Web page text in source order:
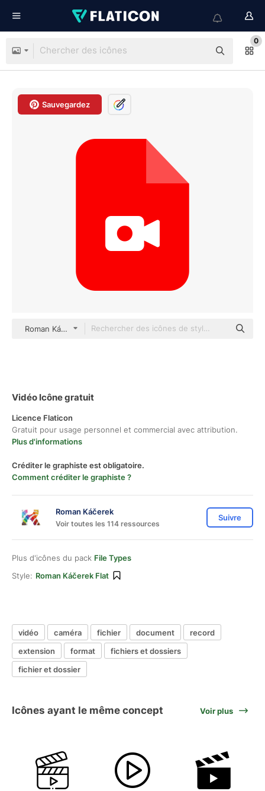
0
Sauvegardez
Roman Káčerek Flat
Vidéo Icône gratuit
Licence Flaticon
Gratuit pour usage personnel et commercial avec attribution.
Plus d'informations
Créditer le graphiste est obligatoire.
Comment créditer le graphiste ?
Roman Káčerek
Voir toutes les 114 ressources
Suivre
Plus d'icônes du pack File Types
Style: Roman Káčerek Flat
vidéo caméra fichier document
record
extension
format
fichiers et dossiers
fichier et dossier
Icônes ayant le même concept Voir plus